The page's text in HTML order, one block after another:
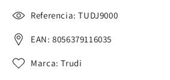
Referencia: TUDJ9000
EAN: 8056379116035
Marca: Trudi